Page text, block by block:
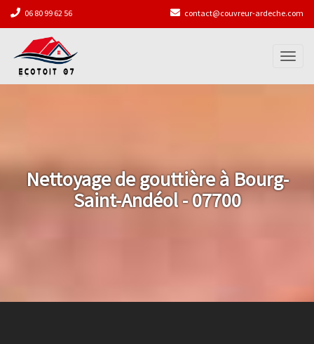
06 80 99 62 56 contact@couvreur-ardeche.com
Nettoyage de gouttière à Bourg-
Saint-Andéol - 07700